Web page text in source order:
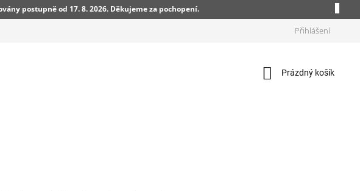
postupně od 17. 8. 2026. Děkujeme za pochopení.
Přihlášení
Nákupní
Prázdný košík